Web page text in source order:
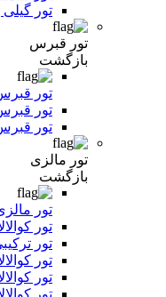
تور گیلی
تور قبرس
بازگشت
تور
تور
تور
تور مالزی
بازگشت
تور
تور
تور
تور
تور
تور